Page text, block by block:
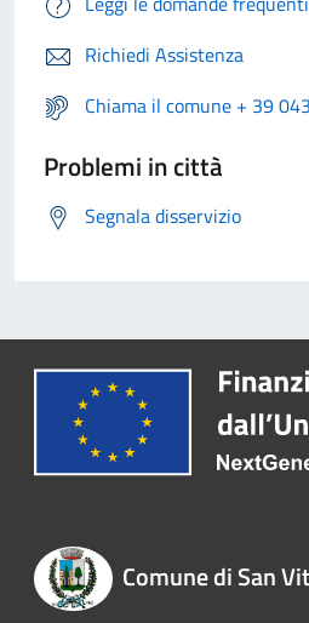
Richiedi Assistenza
Chiama il comune + 39
Problemi in città
Segnala disservizio
Comune di San